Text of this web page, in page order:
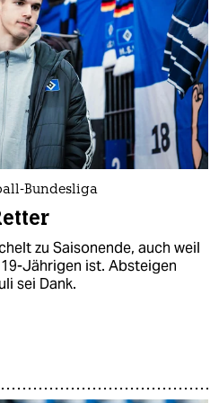
Bundesliga
zu Saisonende, auch weil
Jährigen ist. Absteigen
sei Dank.